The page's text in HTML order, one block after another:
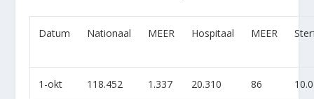
Datum Nationaal MEER Hospitaal MEER
1-okt 118.452 1.337 20.310 86